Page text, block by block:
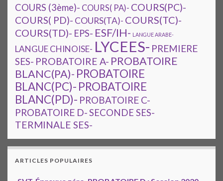
COURS (3ème)- COURS( PA)- COURS(PC)-
COURS( PD)- COURS(TA)- COURS(TC)-
COURS(TD)- EPS- ESF/IH- LANGUE ARABE-
LANGUE CHINOISE- LYCEES- PREMIERE
SES- PROBATOIRE A- PROBATOIRE
BLANC(PA)- PROBATOIRE
BLANC(PC)- PROBATOIRE
BLANC(PD)- PROBATOIRE C-
PROBATOIRE D-SECONDE SES-
TERMINALE SES-
ARTICLES POPULAIRES